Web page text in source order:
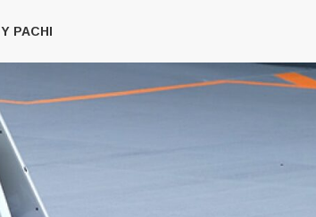
PACHI